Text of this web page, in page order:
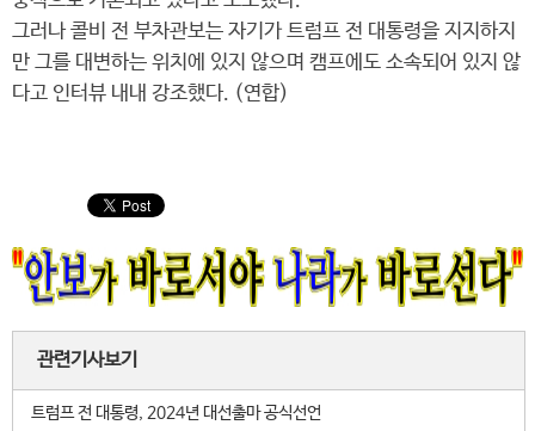
그러나 콜비 전 부차관보는 자기가 트럼프 전 대통령을 지지하지
만 그를 대변하는 위치에 있지 않으며 캠프에도 소속되어 있지 않
다고 인터뷰 내내 강조했다. (연합)
관련기사보기
트럼프 전 대통령, 2024년 대선출마 공식선언